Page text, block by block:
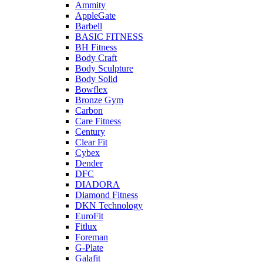
Ammity
AppleGate
Barbell
BASIC FITNESS
BH Fitness
Body Craft
Body Sculpture
Body Solid
Bowflex
Bronze Gym
Carbon
Care Fitness
Century
Clear Fit
Cybex
Dender
DFC
DIADORA
Diamond Fitness
DKN Technology
EuroFit
Fitlux
Foreman
G-Plate
Galafit